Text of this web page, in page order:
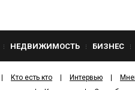
НЕДВИЖИМОСТЬ БИЗНЕС
Кто есть кто Интервью